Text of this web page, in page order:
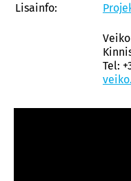
Lisainfo:
Tel: